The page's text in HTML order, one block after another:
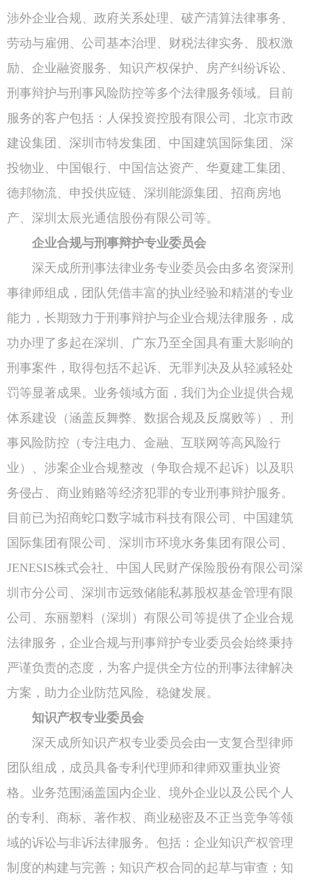
涉外企业合规、政府关系处理、破产清算法律事务、
劳动与雇佣、公司基本治理、财税法律实务、股权激
励、企业融资服务、知识产权保护、房产纠纷诉讼、
刑事辩护与刑事风险防控等多个法律服务领域。目前
服务的客户包括：人保投资控股有限公司、北京市政
建设集团、深圳市特发集团、中国建筑国际集团、深
投物业、中国银行、中国信达资产、华夏建工集团、
德邦物流、申投供应链、深圳能源集团、招商房地
产、深圳太辰光通信股份有限公司等。
企业合规与刑事辩护专业委员会
深天成所刑事法律业务专业委员会由多名资深刑
事律师组成，团队凭借丰富的执业经验和精湛的专业
能力，长期致力于刑事辩护与企业合规法律服务，成
功办理了多起在深圳、广东乃至全国具有重大影响的
刑事案件，取得包括不起诉、无罪判决及从轻减轻处
罚等显著成果。业务领域方面，我们为企业提供合规
体系建设（涵盖反舞弊、数据合规及反腐败等）、刑
事风险防控（专注电力、金融、互联网等高风险行
业）、涉案企业合规整改（争取合规不起诉）以及职
务侵占、商业贿赂等经济犯罪的专业刑事辩护服务。
目前已为招商蛇口数字城市科技有限公司、中国建筑
国际集团有限公司、深圳市环境水务集团有限公司、
JENESIS株式会社、中国人民财产保险股份有限公司深
圳市分公司、深圳市远致储能私募股权基金管理有限
公司、东丽塑料（深圳）有限公司等提供了企业合规
法律服务，企业合规与刑事辩护专业委员会始终秉持
严谨负责的态度，为客户提供全方位的刑事法律解决
方案，助力企业防范风险、稳健发展。
知识产权专业委员会
深天成所知识产权专业委员会由一支复合型律师
团队组成，成员具备专利代理师和律师双重执业资
格。业务范围涵盖国内企业、境外企业以及公民个人
的专利、商标、著作权、商业秘密及不正当竞争等领
域的诉讼与非诉法律服务。包括：企业知识产权管理
制度的构建与完善；知识产权合同的起草与审查；知